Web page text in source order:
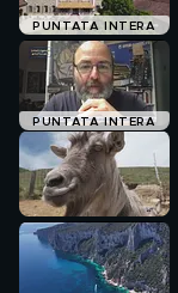
PUNTATA INTERA
PUNTATA INTERA